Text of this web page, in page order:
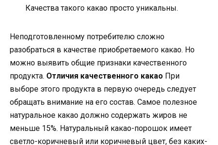
Качества такого какао просто уникальны.
Неподготовленному потребителю сложно
разобраться в качестве приобретаемого какао. Но
можно выявить общие признаки качественного
продукта. Отличия качественного какао При
выборе этого продукта в первую очередь следует
обращать внимание на его состав. Самое полезное
натуральное какао должно содержать жиров не
меньше 15%. Натуральный какао-порошок имеет
светло-коричневый или коричневый цвет, без каких-